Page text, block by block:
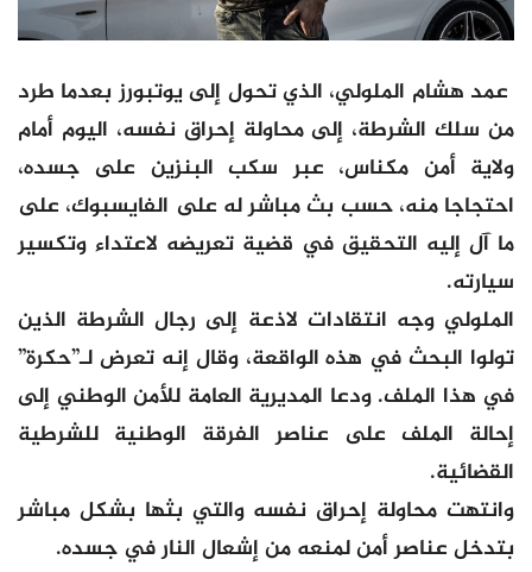
عمد هشام الملولي، الذي تحول إلى يوتبورز بعدما طرد
من سلك الشرطة، إلى محاولة إحراق نفسه، اليوم أمام
ولاية أمن مكناس، عبر سكب البنزين على جسده،
احتجاجا منه، حسب بث مباشر له على الفايسبوك، على
ما آل إليه التحقيق في قضية تعريضه لاعتداء وتكسير
سيارته.
الملولي وجه انتقادات لاذعة إلى رجال الشرطة الذين
تولوا البحث في هذه الواقعة، وقال إنه تعرض لـ”حكرة”
في هذا الملف. ودعا المديرية العامة للأمن الوطني إلى
إحالة الملف على عناصر الفرقة الوطنية للشرطية
القضائية.
وانتهت محاولة إحراق نفسه والتي بثها بشكل مباشر
بتدخل عناصر أمن لمنعه من إشعال النار في جسده.